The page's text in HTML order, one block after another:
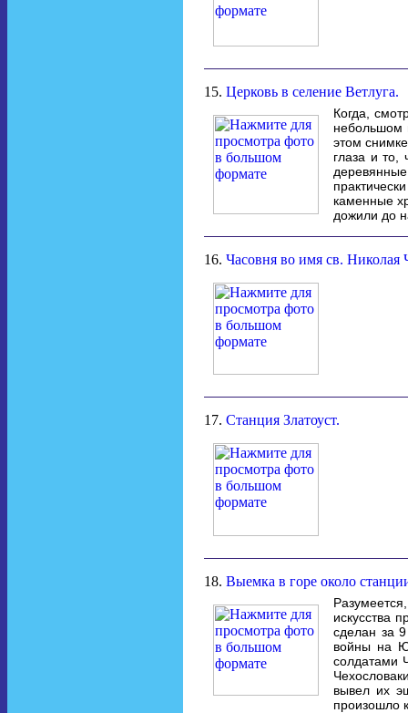
15. Церковь в селение Ветлуга.
Когда,
небольшом
этом
глаза и
каменные
дожили до
16. Часовня во имя св. Николая
17. Станция Златоуст.
18. Выемка в горе около
искусства
сделан за
войны на
солдатами
вывел их
произошло